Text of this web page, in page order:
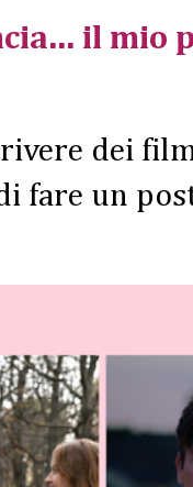
il
dei
fare un